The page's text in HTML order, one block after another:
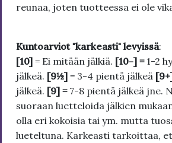
reunaa, joten tuotteessa ei ole
Kuntoarviot "karkeasti" levyissä:
[10] = Ei mitään jälkiä. [10-] = 1-2
jälkeä. [9½] = 3-4 pientä jälkeä
jälkeä. [9] = 7-8 pientä jälkeä jne.
suoraan luetteloida jälkien
olla eri kokoisia tai ym. mutta
lueteltuna. Karkeasti tarkoittaa,